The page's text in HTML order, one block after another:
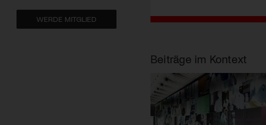
WERDE MITGLIED
Beiträge im Kontext